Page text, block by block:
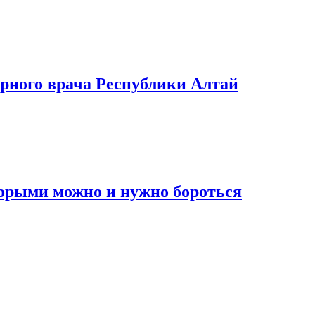
врача Республики Алтай
можно и нужно бороться